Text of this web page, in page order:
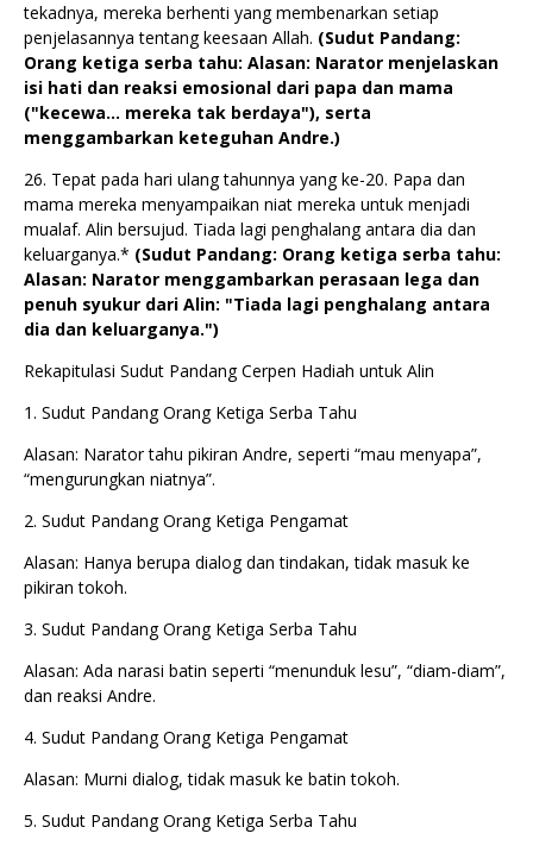
tekadnya, mereka berhenti yang membenarkan setiap
penjelasannya tentang keesaan Allah. (Sudut Pandang:
Orang ketiga serba tahu: Alasan: Narator menjelaskan
isi hati dan reaksi emosional dari papa dan mama
("kecewa... mereka tak berdaya"), serta
menggambarkan keteguhan Andre.)
26. Tepat pada hari ulang tahunnya yang ke-20. Papa dan
mama mereka menyampaikan niat mereka untuk menjadi
mualaf. Alin bersujud. Tiada lagi penghalang antara dia dan
keluarganya.* (Sudut Pandang: Orang ketiga serba tahu:
Alasan: Narator menggambarkan perasaan lega dan
penuh syukur dari Alin: "Tiada lagi penghalang antara
dia dan keluarganya.")
Rekapitulasi Sudut Pandang Cerpen Hadiah untuk Alin
1. Sudut Pandang Orang Ketiga Serba Tahu
Alasan: Narator tahu pikiran Andre, seperti “mau menyapa”,
“mengurungkan niatnya”.
2. Sudut Pandang Orang Ketiga Pengamat
Alasan: Hanya berupa dialog dan tindakan, tidak masuk ke
pikiran tokoh.
3. Sudut Pandang Orang Ketiga Serba Tahu
Alasan: Ada narasi batin seperti “menunduk lesu”, “diam-diam”,
dan reaksi Andre.
4. Sudut Pandang Orang Ketiga Pengamat
Alasan: Murni dialog, tidak masuk ke batin tokoh.
5. Sudut Pandang Orang Ketiga Serba Tahu